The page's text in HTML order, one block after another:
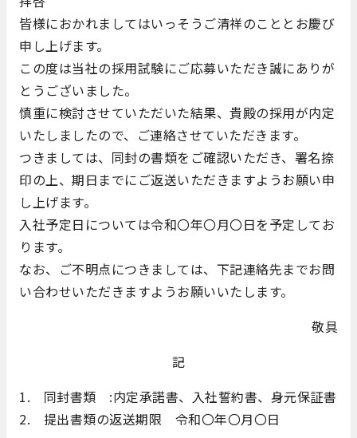
皆様におかれましてはいっそうご清祥のこととお慶び
申し上げます。
この度は当社の採用試験にご応募いただき誠にありが
とうございました。
慎重に検討させていただいた結果、貴殿の採用が内定
いたしましたので、ご連絡させていただきます。
つきましては、同封の書類をご確認いただき、署名捺
印の上、期日までにご返送いただきますようお願い申
し上げます。
入社予定日については令和〇年〇月〇日を予定してお
ります。
なお、ご不明点につきましては、下記連絡先までお問
い合わせいただきますようお願いいたします。
敬具
記
1. 同封書類 :内定承諾書、入社誓約書、身元保証書
2. 提出書類の返送期限 令和〇年〇月〇日